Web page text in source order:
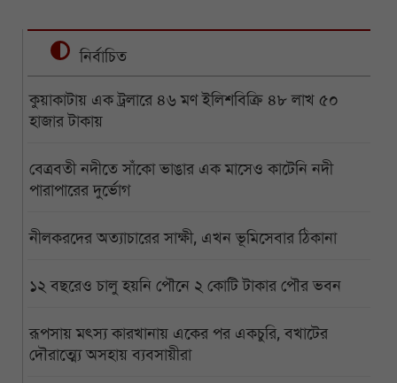
নির্বাচিত
কুয়াকাটায় এক ট্রলারে ৪৬ মণ ইলিশবিক্রি ৪৮ লাখ ৫০
হাজার টাকায়
বেত্রবতী নদীতে সাঁকো ভাঙার এক মাসেও কাটেনি নদী
পারাপারের দুর্ভোগ
নীলকরদের অত্যাচারের সাক্ষী, এখন ভূমিসেবার ঠিকানা
১২ বছরেও চালু হয়নি পৌনে ২ কোটি টাকার পৌর ভবন
রূপসায় মৎস্য কারখানায় একের পর একচুরি, বখাটের
দৌরাত্ম্যে অসহায় ব্যবসায়ীরা